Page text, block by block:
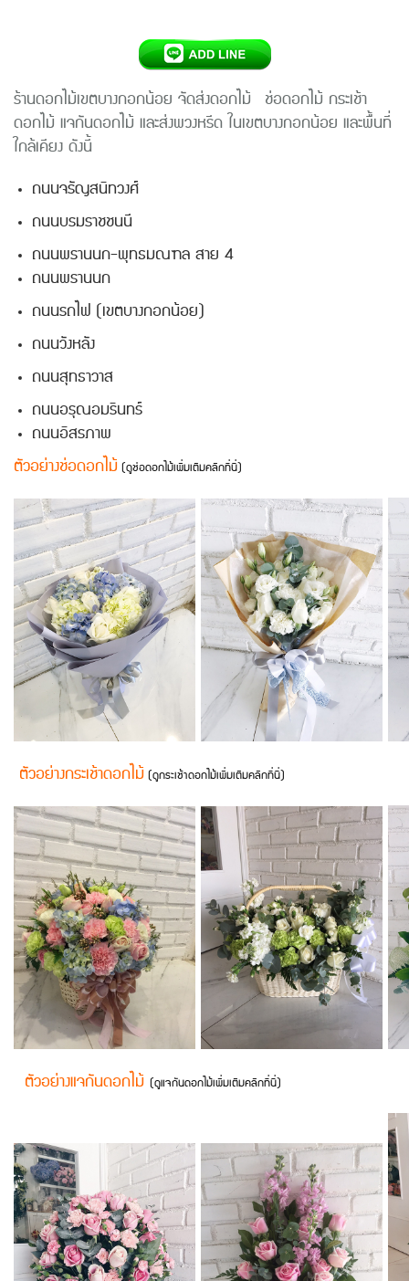
ร้านดอกไม้เขตบางกอกน้อย จัดส่งดอกไม้ ช่อดอกไม้ กระเช้า
ดอกไม้ แจกันดอกไม้ และส่งพวงหรีด ในเขตบางกอกน้อย และพื้นที่
ใกล้เคียง ดังนี้
ถนนจรัญสนิทวงศ์
ถนนบรมราชชนนี
ถนนพรานนก-พุทธมณฑล สาย 4
ถนนพรานนก
ถนนรถไฟ (เขตบางกอกน้อย)
ถนนวังหลัง
ถนนสุทธาวาส
ถนนอรุณอมรินทร์
ถนนอิสรภาพ
ตัวอย่างช่อดอกไม้(ดูช่อดอกไม้เพิ่มเติมคลิกที่นี่)
ตัวอย่างกระเช้าดอกไม้(ดูกระเช้าดอกไม้เพิ่มเติมคลิกที่นี่)
ตัวอย่างแจกันดอกไม้ (ดูแจกันดอกไม้เพิ่มเติมคลิกที่นี่)